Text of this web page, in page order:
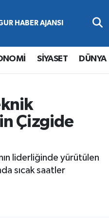
SİYASET DÜNYA
Çizgide
liderliğinde yürütülen
sıcak saatler
ve Fikstür